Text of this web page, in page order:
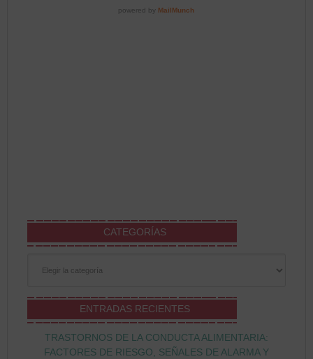
CATEGORÍAS
ENTRADAS RECIENTES
TRASTORNOS DE LA CONDUCTA ALIMENTARIA:
FACTORES DE RIESGO, SEÑALES DE ALARMA Y